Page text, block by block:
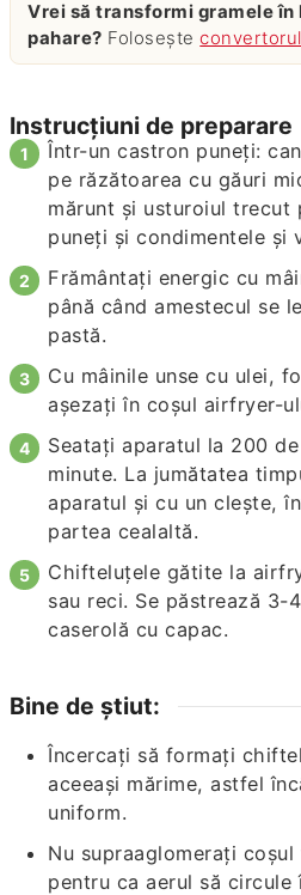
Vrei să transformi gramele în linguri, căni sau
pahare? Folosește
Instrucțiuni de preparare
Într-un castron puneți:
pe răzătoarea cu găuri
mărunt și usturoiul trecut
puneți și condimentele și
Frământați energic cu
până când amestecul se
pastă.
Cu mâinile unse cu ulei,
așezați în coșul airfryer-
Seatați aparatul la 200
minute. La jumătatea
aparatul și cu un clește,
partea cealaltă.
Chifteluțele gătite la
sau reci. Se păstrează
caserolă cu capac.
Bine de știut:
Încercați să formați
aceeași mărime, astfel
uniform.
Nu supraaglomerați
pentru ca aerul să circule